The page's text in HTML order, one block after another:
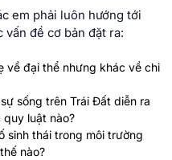
em phải luôn hướng tới
vấn đề cơ bản đặt ra:
về đại thể nhưng khác về chi
sống trên Trái Đất diễn ra
luật nào?
sinh thái trong môi trường
nào?